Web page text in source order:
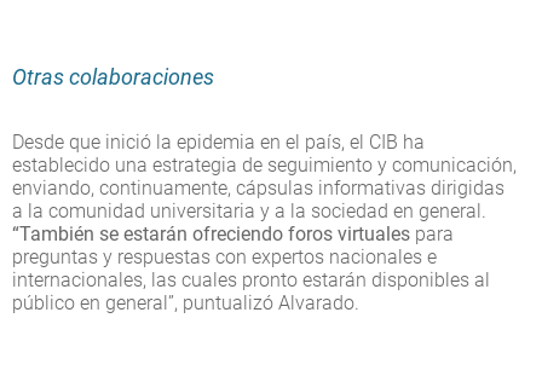
Otras colaboraciones
Desde que inició la epidemia en el país, el CIB ha
establecido una estrategia de seguimiento y comunicación,
enviando, continuamente, cápsulas informativas dirigidas
a la comunidad universitaria y a la sociedad en general.
“También se estarán ofreciendo foros virtuales para
preguntas y respuestas con expertos nacionales e
internacionales, las cuales pronto estarán disponibles al
público en general”, puntualizó Alvarado.